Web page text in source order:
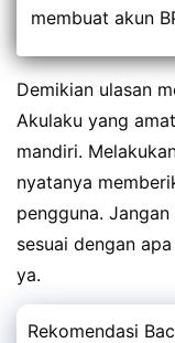
membuat akun
Demikian ulasan
Akulaku yang
mandiri.
nyatanya
pengguna.
sesuai dengan
ya.
Rekomendasi